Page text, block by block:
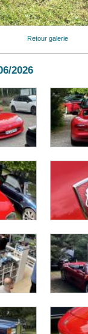
Retour galerie
2026